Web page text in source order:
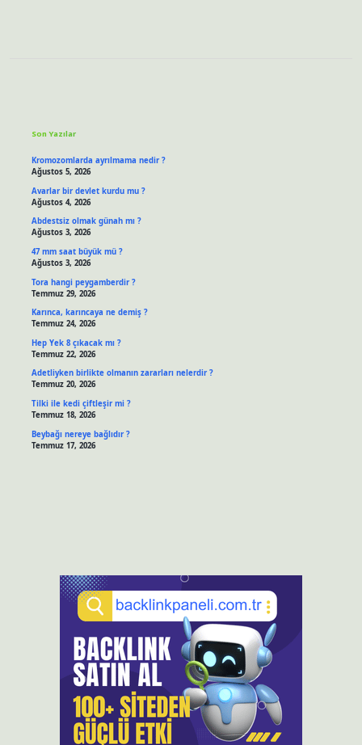
Son Yazılar
Kromozomlarda ayrılmama nedir ?
Ağustos 5, 2026
Avarlar bir devlet kurdu mu ?
Ağustos 4, 2026
Abdestsiz olmak günah mı ?
Ağustos 3, 2026
47 mm saat büyük mü ?
Ağustos 3, 2026
Tora hangi peygamberdir ?
Temmuz 29, 2026
Karınca, karıncaya ne demiş ?
Temmuz 24, 2026
Hep Yek 8 çıkacak mı ?
Temmuz 22, 2026
Adetliyken birlikte olmanın zararları nelerdir ?
Temmuz 20, 2026
Tilki ile kedi çiftleşir mi ?
Temmuz 18, 2026
Beybağı nereye bağlıdır ?
Temmuz 17, 2026